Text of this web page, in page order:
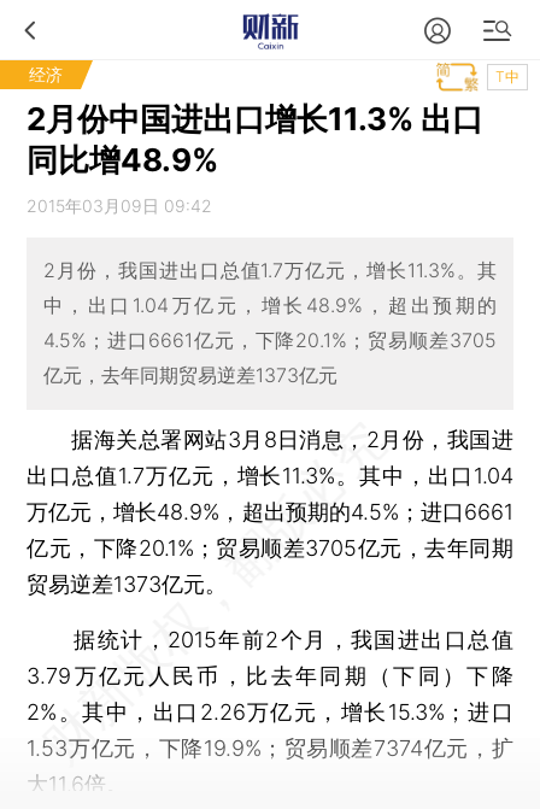
经济 T中
2月份中国进出口增长11.3% 出口
同比增48.9%
2015年03月09日 09:42
2月份，我国进出口总值1.7万亿元，增长11.3%。其
中，出口1.04万亿元，增长48.9%，超出预期的
4.5%；进口6661亿元，下降20.1%；贸易顺差3705
亿元，去年同期贸易逆差1373亿元
据海关总署网站3月8日消息，2月份，我国进
出口总值1.7万亿元，增长11.3%。其中，出口1.04
万亿元，增长48.9%，超出预期的4.5%；进口6661
亿元，下降20.1%；贸易顺差3705亿元，去年同期
贸易逆差1373亿元。
据统计，2015年前2个月，我国进出口总值
3.79万亿元人民币，比去年同期（下同）下降
2%。其中，出口2.26万亿元，增长15.3%；进口
1.53万亿元，下降19.9%；贸易顺差7374亿元，扩
大11.6倍。